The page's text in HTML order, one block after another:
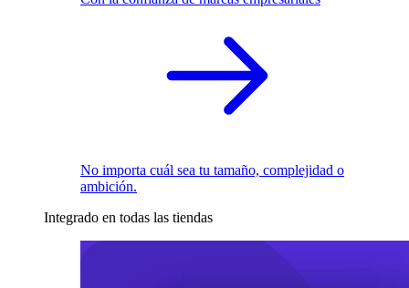
No importa cuál sea tu tamaño, complejidad o
ambición.
Integrado en todas las tiendas